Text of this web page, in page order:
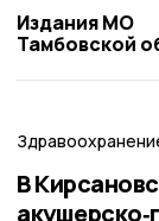
Издания МО
Тамбовской
В